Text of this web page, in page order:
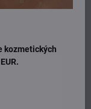
kozmetických